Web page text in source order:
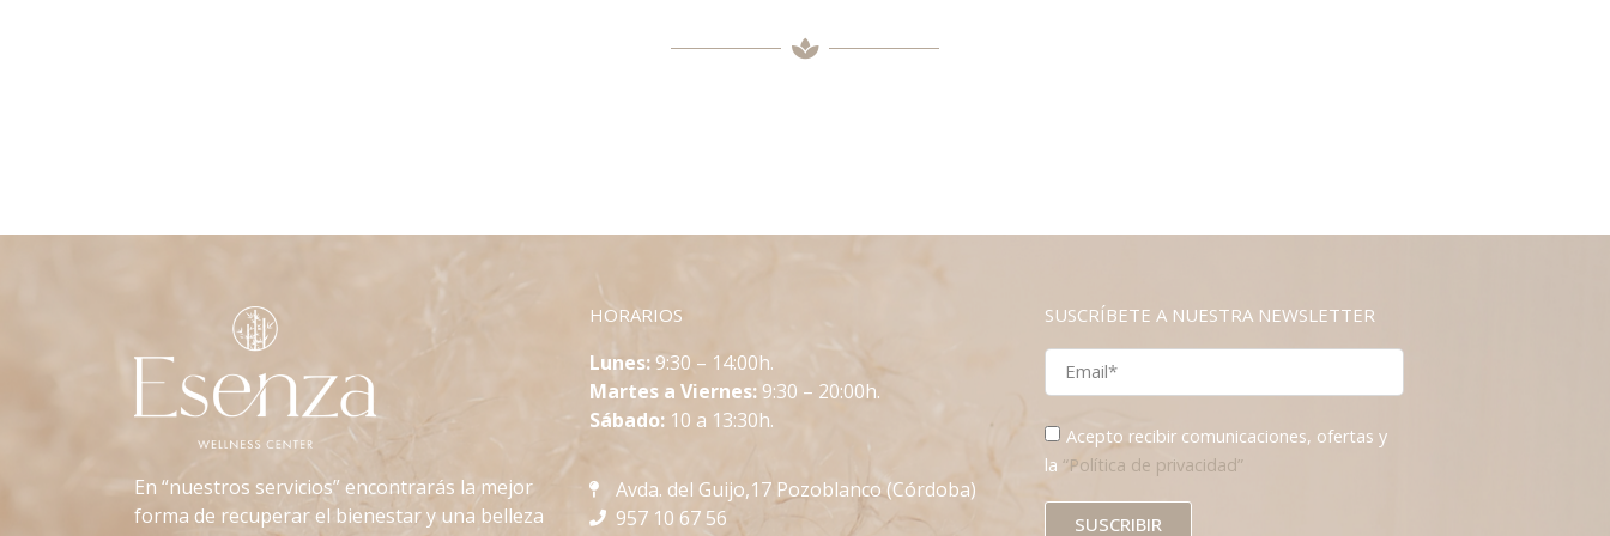
En “nuestros servicios” encontrarás la mejor
forma de recuperar el bienestar y una belleza
HORARIOS
Lunes:9:30 – 14:00h.
Martes a Viernes:9:30 – 20:00h.
Sábado: 10 a 13:30h.
Avda. del Guijo,17 Pozoblanco (Córdoba)
957 10 67 56
SUSCRÍBETE A NUESTRA NEWSLETTER
Acepto recibir comunicaciones, ofertas y
la “Política de privacidad”
SUSCRIBIR